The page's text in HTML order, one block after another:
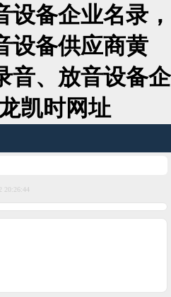
设备企业名录，
设备供应商黄
音、放音设备企
凯时网址
20:26:44